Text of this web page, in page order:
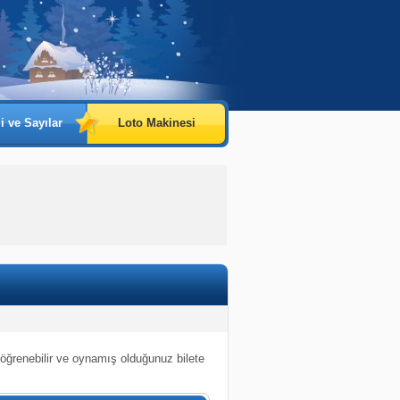
ve Sayılar Loto Makinesi
ve oynamış olduğunuz bilete